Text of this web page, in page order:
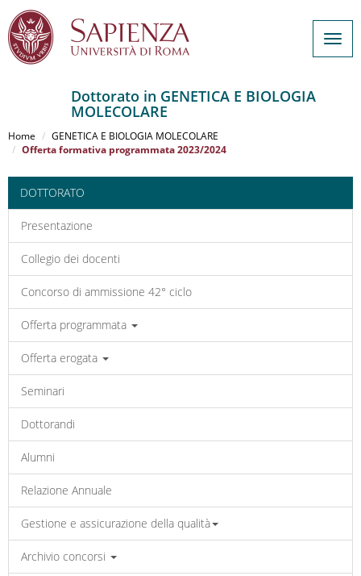
al
contenuto
Dottorato in GENETICA E BIOLOGIA
MOLECOLARE
Home
GENETICA E BIOLOGIA MOLECOLARE
Offerta formativa programmata 2023/2024
DOTTORATO
Presentazione
Collegio dei docenti
Concorso di ammissione 42° ciclo
Offerta programmata
Offerta erogata
Seminari
Dottorandi
Alumni
Relazione Annuale
Gestione e assicurazione della qualità
Archivio concorsi